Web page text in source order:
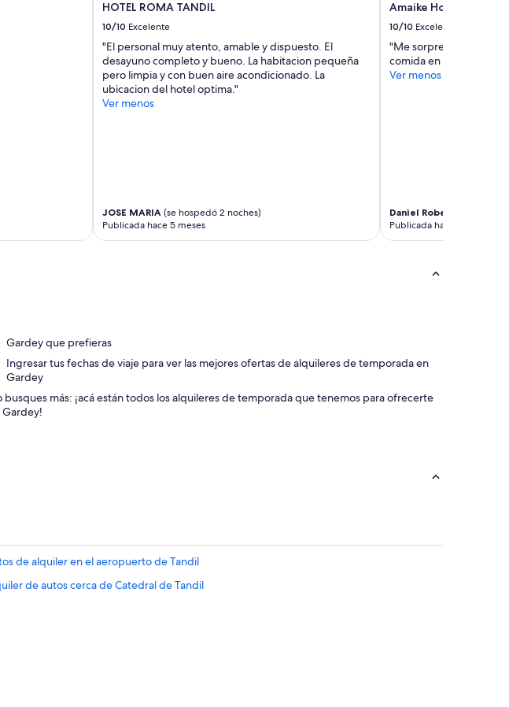
HOTEL ROMA TANDIL
10/10 Excelente
"El personal muy atento, amable y dispuesto. El
desayuno completo y bueno. La habitacion pequeña
pero limpia y con buen aire acondicionado. La
ubicacion del hotel optima."
Ver menos
JOSE MARIA(se hospedó 2 noches)
Publicada hace 5 meses
Amaike Hotel Golf &
10/10 Excelente
"Me sorprendio la
comida en el mismo
Ver menos
Daniel Roberto
Publicada hace 6 meses
Gardey que prefieras
Ingresar tus fechas de viaje para ver las mejores ofertas de alquileres de temporada en
Gardey
busques más: ¡acá están todos los alquileres de temporada que tenemos para ofrecerte
Gardey!
de alquiler en el aeropuerto de Tandil
de autos cerca de Catedral de Tandil